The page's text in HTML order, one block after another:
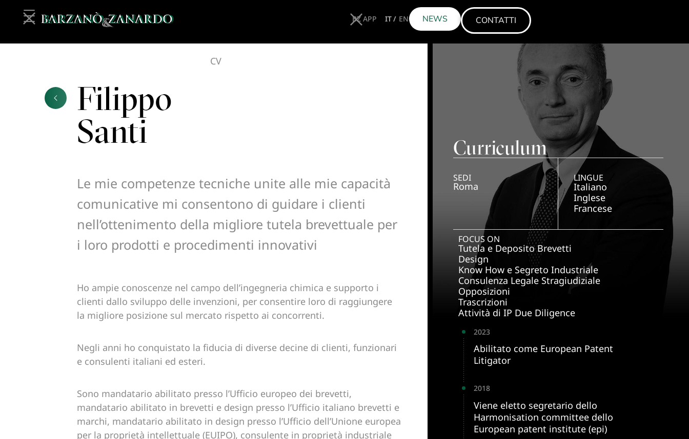
BZ APP IT EN NEWS CONTATTI
Filippo
Santi
CV
Le mie competenze tecniche unite alle mie capacità
comunicative mi consentono di guidare i clienti
nell’ottenimento della migliore tutela brevettuale per
i loro prodotti e procedimenti innovativi
Ho ampie conoscenze nel campo dell’ingegneria chimica e supporto i
clienti dallo sviluppo delle invenzioni, per consentire loro di raggiungere
la migliore posizione sul mercato rispetto ai concorrenti.
Negli anni ho conquistato la fiducia di diverse decine di clienti, funzionari
e consulenti italiani ed esteri.
Sono mandatario abilitato presso l’Ufficio europeo dei brevetti,
mandatario abilitato in brevetti e design presso l’Ufficio italiano brevetti e
marchi, mandatario abilitato in design presso l’Ufficio dell’Unione europea
per la proprietà intellettuale (EUIPO), consulente in proprietà industriale
Curriculum
SEDI
Roma
LINGUE
Italiano
Inglese
Francese
FOCUS ON
Tutela e Deposito Brevetti
Design
Know How e Segreto Industriale
Consulenza Legale Stragiudiziale
Opposizioni
Trascrizioni
Attività di IP Due Diligence
2023
Abilitato come European Patent
Litigator
2018
Viene eletto segretario dello
Harmonisation committee dello
European patent institute (epi)
BZ APP IT EN NEWS CONTATTI